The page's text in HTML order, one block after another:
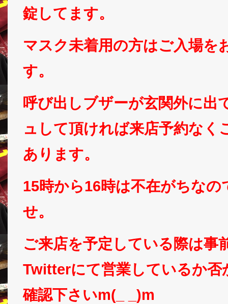
錠してます。
マスク未着用の方はご入場を
す。
呼び出しブザーが玄関外に出
ュして頂ければ来店予約なく
あります。
15時から16時は不在がちなの
せ。
ご来店を予定している際は事
Twitterにて営業しているか否
確認下さいm(_ _)m